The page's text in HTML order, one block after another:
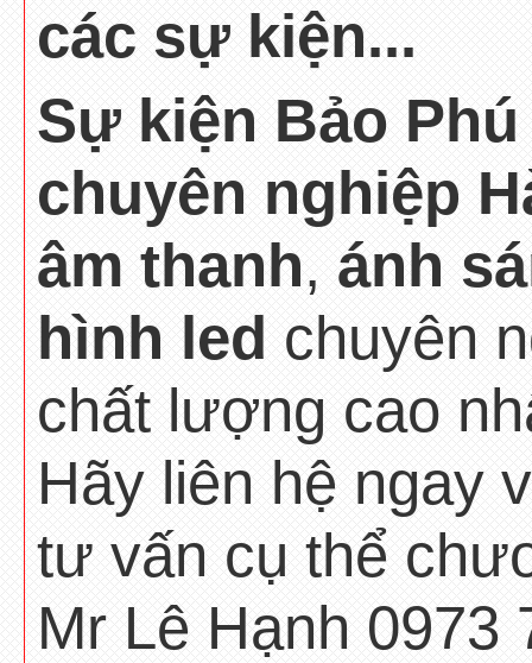
các sự kiện...
Sự kiện Bảo
chuyên nghiệp
âm thanh, ánh
hình led chuyên
chất lượng cao
Hãy liên hệ ngay
tư vấn cụ thể
Mr Lê Hạnh 0973